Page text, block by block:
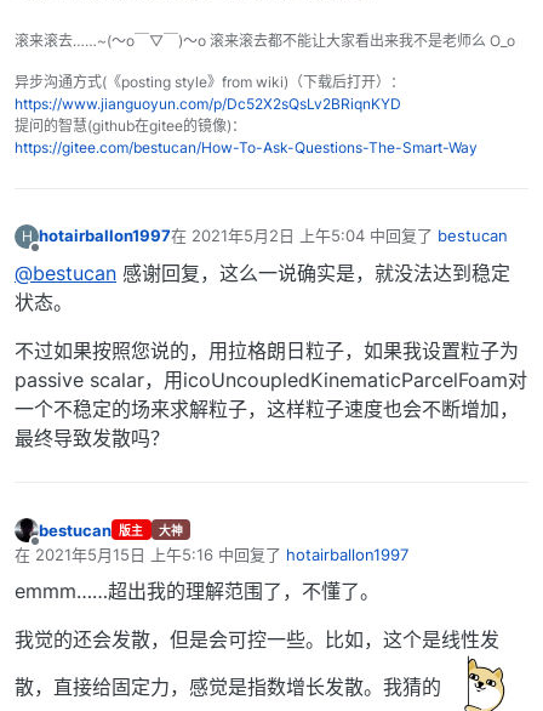
滚来滚去……~(～o￣▽￣)～o 滚来滚去都不能让大家看出来我不是老师么 O_o
异步沟通方式(《posting style》from wiki)（下载后打开）：
https://www.jianguoyun.com/p/Dc52X2sQsLv2BRiqnKYD
提问的智慧(github在gitee的镜像)：
https://gitee.com/bestucan/How-To-Ask-Questions-The-Smart-Way
H hotairballon1997在 2021年5月2日 上午5:04 中回复了 bestucan
最后由 编辑
@bestucan 感谢回复，这么一说确实是，就没法达到稳定
状态。
不过如果按照您说的，用拉格朗日粒子，如果我设置粒子为
passive scalar，用icoUncoupledKinematicParcelFoam对
一个不稳定的场来求解粒子，这样粒子速度也会不断增加，
最终导致发散吗？
离线
bestucan 版主 大神
在 2021年5月15日 上午5:16 中回复了 hotairballon1997
最后由 编辑
emmm……超出我的理解范围了，不懂了。
我觉的还会发散，但是会可控一些。比如，这个是线性发
散，直接给固定力，感觉是指数增长发散。我猜的